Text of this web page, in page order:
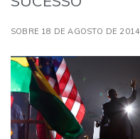
SOBRE 18 DE AGOSTO DE 2014